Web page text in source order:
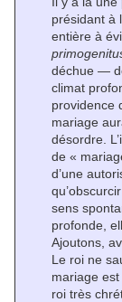
présidant à
entière à
déchue —
climat
providence
mariage
désordre.
de «
d’une
sens
profonde,
Ajoutons,
Le roi ne
mariage
roi très